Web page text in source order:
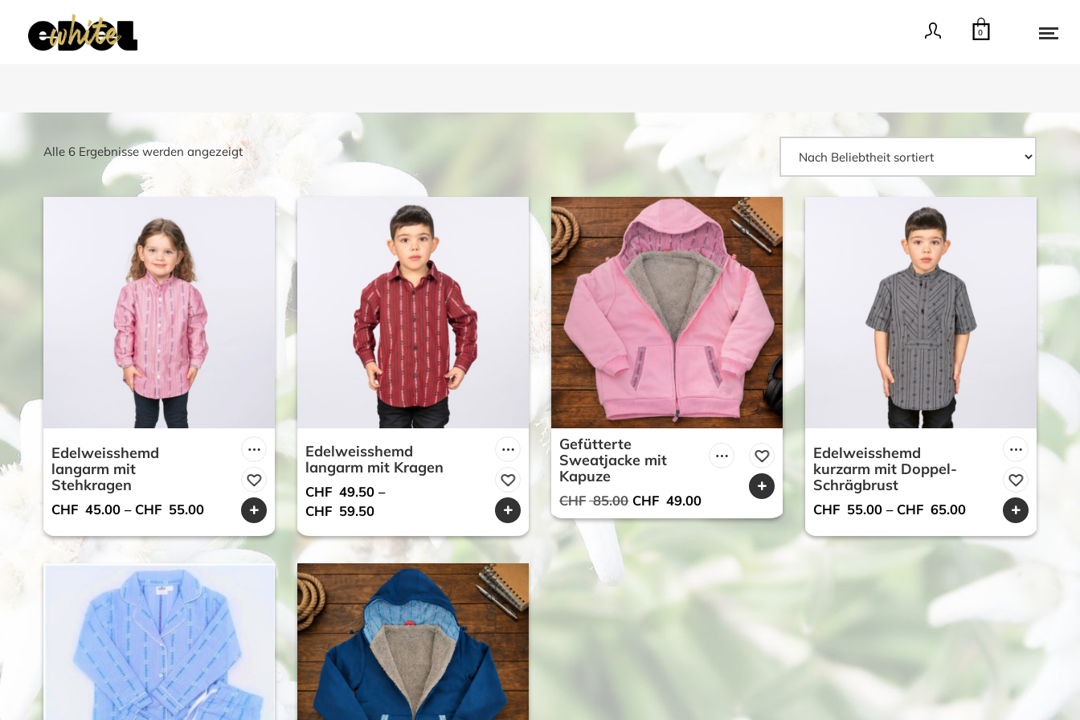
0
Alle 6 Ergebnisse werden angezeigtNach
Edelweisshemd
langarm mit
Stehkragen
CHF 45.00– CHF 55.00
Edelweisshemd
langarm mit Kragen
CHF 49.50 –
CHF 59.50
ANGEBOT!
Gefütterte
Sweatjacke mit
Kapuze
CHF85.00 Ursprünglicher
Preis
CHF 49.00Aktueller
Preis
CHF 49.00.
Edelweisshemd
kurzarm mit Doppel-
Schrägbrust
CHF 55.00 – CHF 65.00
ANGEBOT!